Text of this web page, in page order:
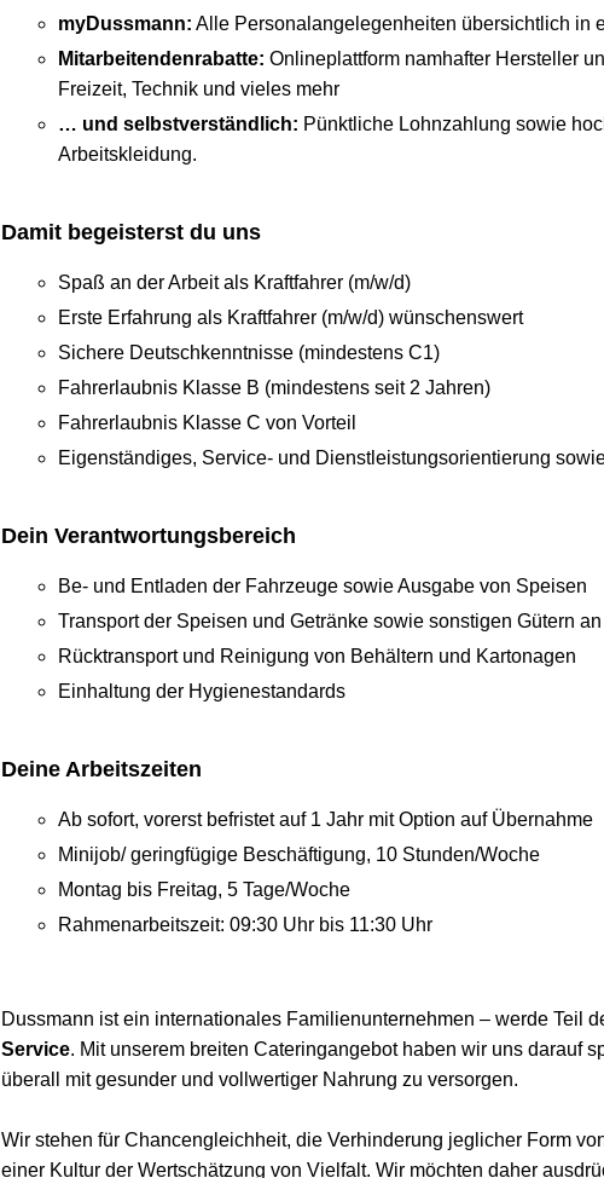
myDussmann: Alle Personalangelegenheiten übersichtlich in
Mitarbeitendenrabatte: Onlineplattform namhafter Hersteller
Freizeit, Technik und vieles mehr
… und selbstverständlich: Pünktliche Lohnzahlung sowie
Arbeitskleidung.
Damit begeisterst du uns
Spaß an der Arbeit als Kraftfahrer (m/w/d)
Erste Erfahrung als Kraftfahrer (m/w/d) wünschenswert
Sichere Deutschkenntnisse (mindestens C1)
Fahrerlaubnis Klasse B (mindestens seit 2 Jahren)
Fahrerlaubnis Klasse C von Vorteil
Eigenständiges, Service- und Dienstleistungsorientierung
Dein Verantwortungsbereich
Be- und Entladen der Fahrzeuge sowie Ausgabe von Speisen
Transport der Speisen und Getränke sowie sonstigen Gütern
Rücktransport und Reinigung von Behältern und Kartonagen
Einhaltung der Hygienestandards
Deine Arbeitszeiten
Ab sofort, vorerst befristet auf 1 Jahr mit Option auf Übernahme
Minijob/ geringfügige Beschäftigung, 10 Stunden/Woche
Montag bis Freitag, 5 Tage/Woche
Rahmenarbeitszeit: 09:30 Uhr bis 11:30 Uhr
Dussmann ist ein internationales Familienunternehmen – werde Teil
Service. Mit unserem breiten Cateringangebot haben wir uns darauf
überall mit gesunder und vollwertiger Nahrung zu versorgen.
Wir stehen für Chancengleichheit, die Verhinderung jeglicher Form
einer Kultur der Wertschätzung von Vielfalt. Wir möchten daher